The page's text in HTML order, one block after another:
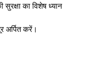
का विशेष ध्यान
अर्पित करें।